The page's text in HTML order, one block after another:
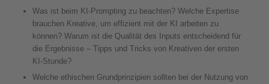
Was ist beim KI-Prompting zu beachten? Welche Expertise
brauchen Kreative, um effizient mit der KI arbeiten zu
können? Warum ist die Qualität des Inputs entscheidend für
die Ergebnisse – Tipps und Tricks von Kreativen der ersten
KI-Stunde?
Welche ethischen Grundprinzipien sollten bei der Nutzung von